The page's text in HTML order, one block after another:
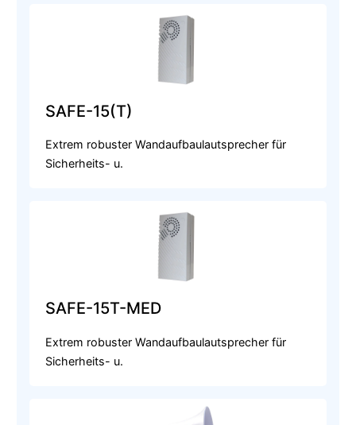
SAFE-15(T)
Extrem robuster Wandaufbaulautsprecher für
Sicherheits- u.
SAFE-15T-MED
Extrem robuster Wandaufbaulautsprecher für
Sicherheits- u.